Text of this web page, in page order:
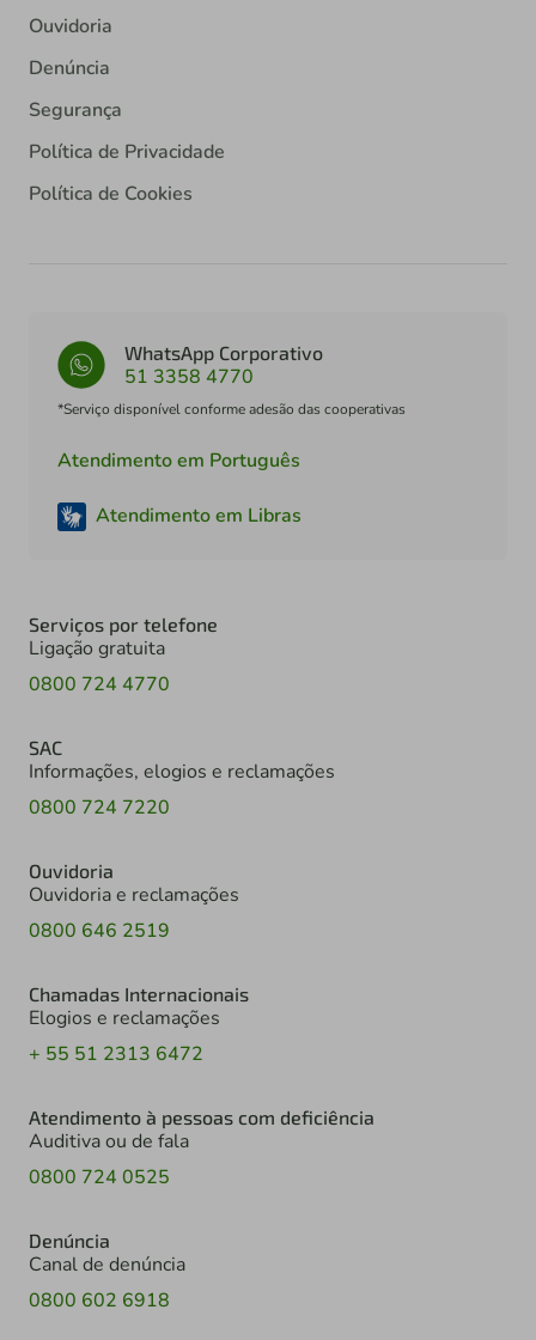
Ouvidoria
Denúncia
Segurança
Política de Privacidade
Política de Cookies
WhatsApp Corporativo
51 3358 4770
*Serviço disponível conforme adesão das cooperativas
Atendimento em Português
Atendimento em Libras
Serviços por telefone
Ligação gratuita
0800 724 4770
SAC
Informações, elogios e reclamações
0800 724 7220
Ouvidoria
Ouvidoria e reclamações
0800 646 2519
Chamadas Internacionais
Elogios e reclamações
+ 55 51 2313 6472
Atendimento à pessoas com deficiência
Auditiva ou de fala
0800 724 0525
Denúncia
Canal de denúncia
0800 602 6918